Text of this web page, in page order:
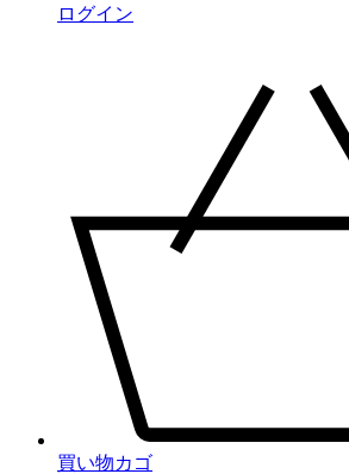
ログイン
買い物カゴ